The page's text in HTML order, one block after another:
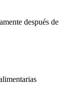
después de